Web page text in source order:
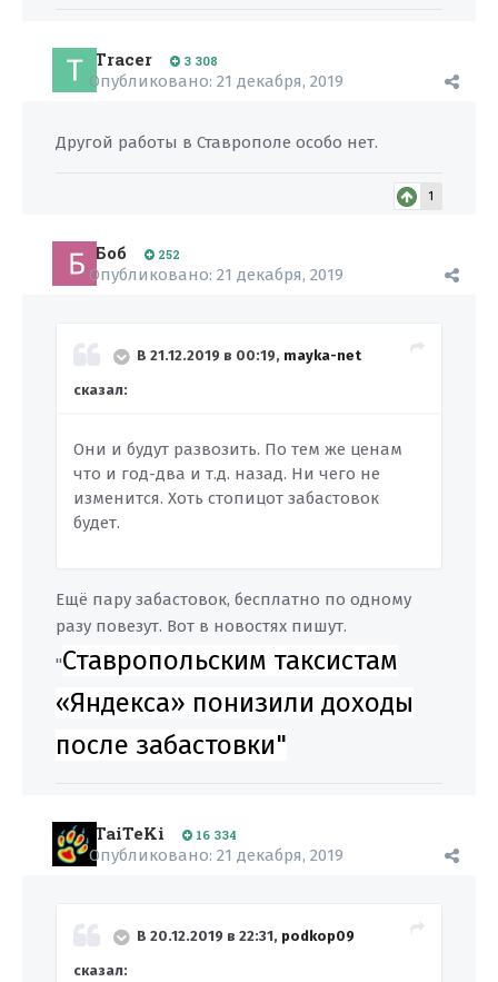
Tracer 3 308
Опубликовано: 21 декабря, 2019
Другой работы в Ставрополе особо нет.
1
Боб 252
Опубликовано: 21 декабря, 2019
В 21.12.2019 в 00:19, mayka-net
сказал:
Они и будут развозить. По тем же ценам
что и год-два и т.д. назад. Ни чего не
изменится. Хоть стопицот забастовок
будет.
Ещё пару забастовок, бесплатно по одному
разу повезут. Вот в новостях пишут.
"Ставропольским таксистам
«Яндекса» понизили доходы
после забастовки"
TaiTeKi 16 334
Опубликовано: 21 декабря, 2019
В 20.12.2019 в 22:31, podkop09
сказал: